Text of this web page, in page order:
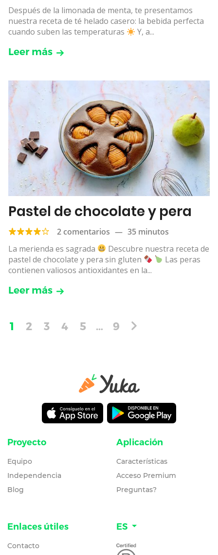
Después de la limonada de menta, te presentamos
nuestra receta de té helado casero: la bebida perfecta
cuando suben las temperaturas
Y, a...
Leer más
Pastel de chocolate y pera
2 comentarios — 35 minutos
La merienda es sagrada
Descubre nuestra receta de
pastel de chocolate y pera sin gluten
Las peras
contienen valiosos antioxidantes en la...
Leer más
1 2 3 4 5 … 9
Proyecto
Equipo
Independencia
Blog
Aplicación
Características
Acceso Premium
Preguntas?
Enlaces útiles
Contacto
ES